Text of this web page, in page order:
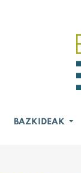
BAZKIDEAK